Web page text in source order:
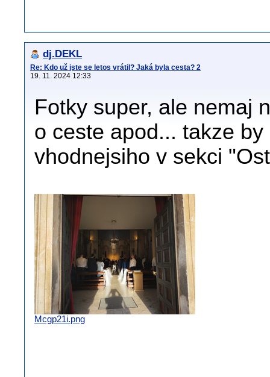
dj.DEKL
Re: Kdo už jste se letos vrátil? Jaká byla cesta? 2
19. 11. 2024 12:33
Fotky super, ale nemaj
o ceste apod... takze
vhodnejsiho v sekci
Mcgp21i.png